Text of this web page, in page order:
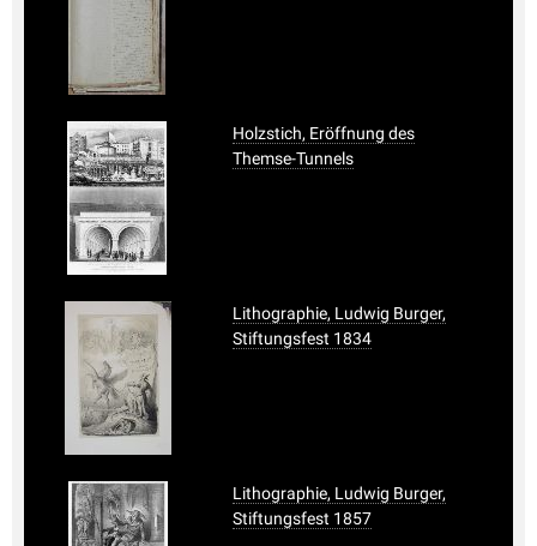
Holzstich, Eröffnung des
Themse-Tunnels
Lithographie, Ludwig Burger,
Stiftungsfest 1834
Lithographie, Ludwig Burger,
Stiftungsfest 1857